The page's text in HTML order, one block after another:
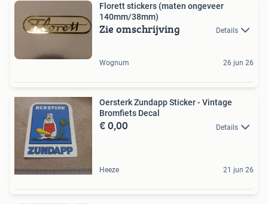
Florett stickers (maten ongeveer
140mm/38mm)
Zie omschrijving Details
Wognum 26 jun 26
Oersterk Zundapp Sticker - Vintage
Bromfiets Decal
€ 0,00 Details
Heeze 21 jun 26